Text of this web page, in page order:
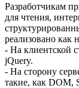
Разработчикам
для чтения,
реализовано как
- На клиентской
jQuery.
- На сторону
такие, как DOM,